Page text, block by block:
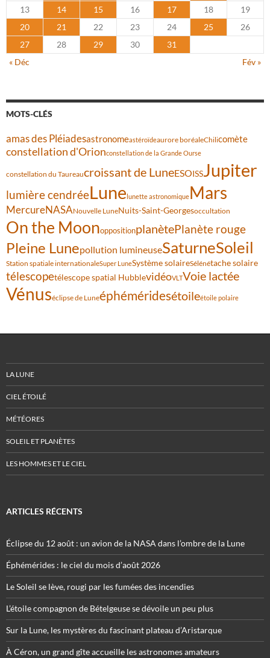
13 14 15 16 17 18
19
20
21 22 23 24 25
26
27
28 29 30
31
« Déc
Fév »
MOTS-CLÉS
amas des Pléiadesastronomeastéroïdeaurore boréaleChilicomète
constellation d'Orionconstellation de la Grande Ourse
constellation du Taureaucroissant de LuneESOISSJupiter
lumière cendréeLune lunette astronomiqueMars
MercureNASANouvelle LuneNuits-Saint-Georgesoccultation
On the MoonoppositionplanètePlanète rouge
Pleine Lunepollution lumineuseSaturneSoleil
Station spatiale internationaleSuper LuneSystème solaireSélénétache solaire
télescopetélescope spatial HubblevidéoVLTVoie lactée
Vénuséclipse de Luneéphéméridesétoileétoile polaire
LA LUNE
CIEL ÉTOILÉ
MÉTÉORES
SOLEIL ET PLANÈTES
LES HOMMES ET LE CIEL
ARTICLES RÉCENTS
Éclipse du 12 août : un avion de la NASA dans l’ombre de la Lune
Éphémérides : le ciel du mois d’août 2026
Le Soleil se lève, rougi par les fumées des incendies
L’étoile compagnon de Bételgeuse se dévoile un peu plus
Sur la Lune, les mystères du fascinant plateau d’Aristarque
À Céron, un grand gîte accueille les astronomes amateurs